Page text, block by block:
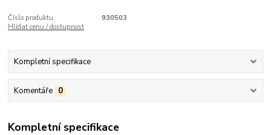
Číslo produktu:
930503
Hlídat cenu / dostupnost
Kompletní specifikace
Komentáře 0
Kompletní specifikace